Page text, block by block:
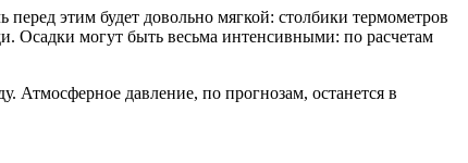
этим будет довольно мягкой: столбики термометров
Осадки могут быть весьма интенсивными: по расчетам
Атмосферное давление, по прогнозам, останется в